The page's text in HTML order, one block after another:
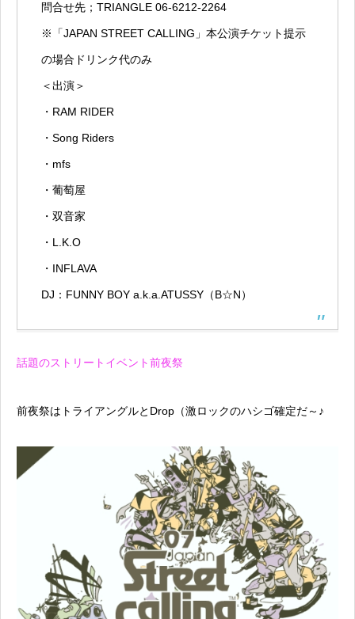
問合せ先；TRIANGLE 06-6212-2264
※「JAPAN STREET CALLING」本公演チケット提示
の場合ドリンク代のみ
＜出演＞
・RAM RIDER
・Song Riders
・mfs
・葡萄屋
・双音家
・L.K.O
・INFLAVA
DJ：FUNNY BOY a.k.a.ATUSSY（B☆N）
話題のストリートイベント前夜祭
前夜祭はトライアングルとDrop（激ロックのハシゴ確定だ～♪